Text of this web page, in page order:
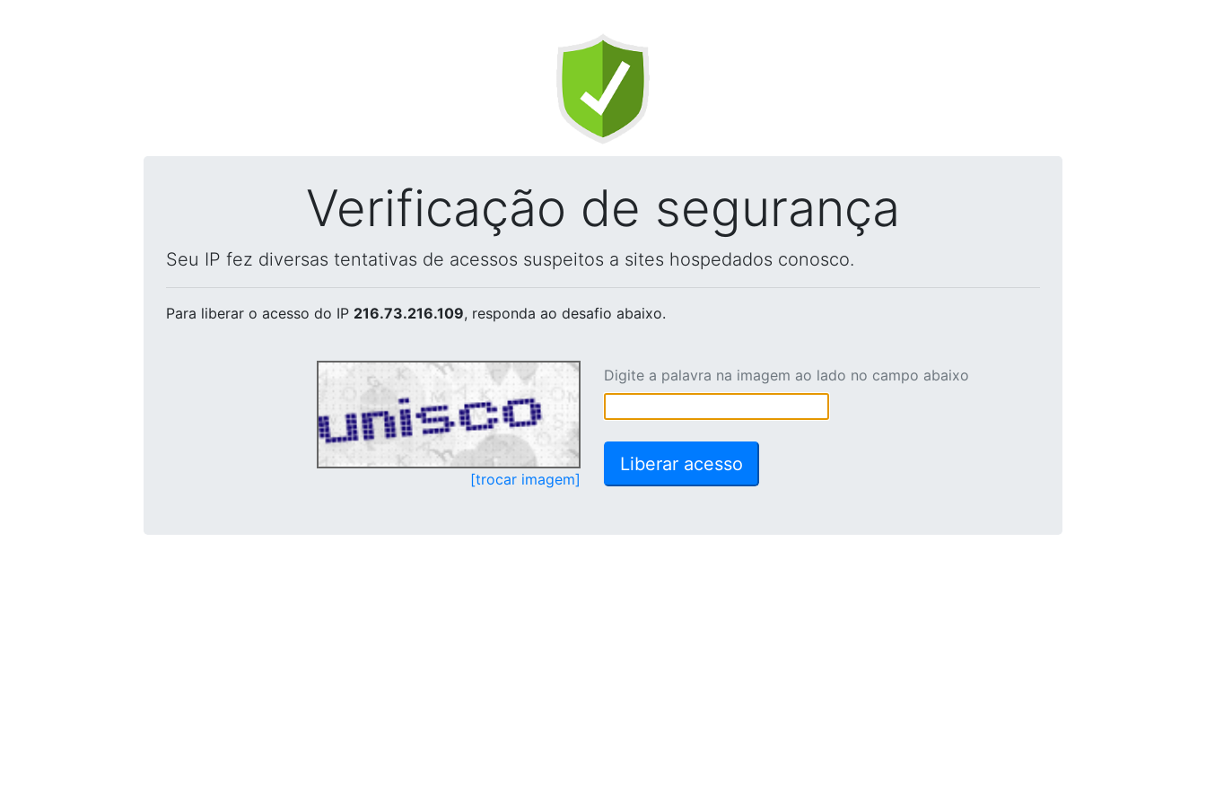
Verificação de segurança
Seu IP fez diversas tentativas de acessos suspeitos a sites hospedados conosco.
Para liberar o acesso do IP 216.73.216.109, responda ao desafio abaixo.
[trocar imagem]
Digite a palavra na imagem ao lado no campo abaixo